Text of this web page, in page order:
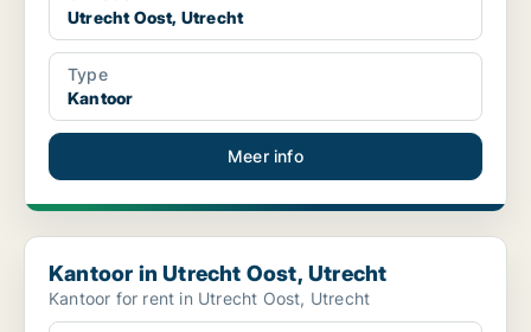
Utrecht Oost, Utrecht
Type
Kantoor
Meer info
Kantoor in Utrecht Oost, Utrecht
Kantoor in Utrecht Oost, Utrecht
Kantoor for rent in Utrecht Oost, Utrecht